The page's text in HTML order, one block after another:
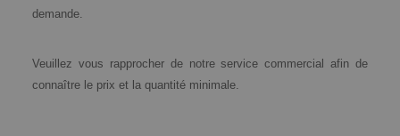
demande.
Veuillez vous rapprocher de notre service commercial afin de
connaître le prix et la quantité minimale.